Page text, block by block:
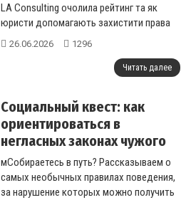
LA Consulting очолила рейтинг та як
юристи допомагають захистити права
боржників перед МФО....
26.06.2026 1296
Читать далее
Социальный квест: как
ориентироваться в
негласных законах чужого
этикета
мСобираетесь в путь? Рассказываем о
самых необычных правилах поведения,
за нарушение которых можно получить